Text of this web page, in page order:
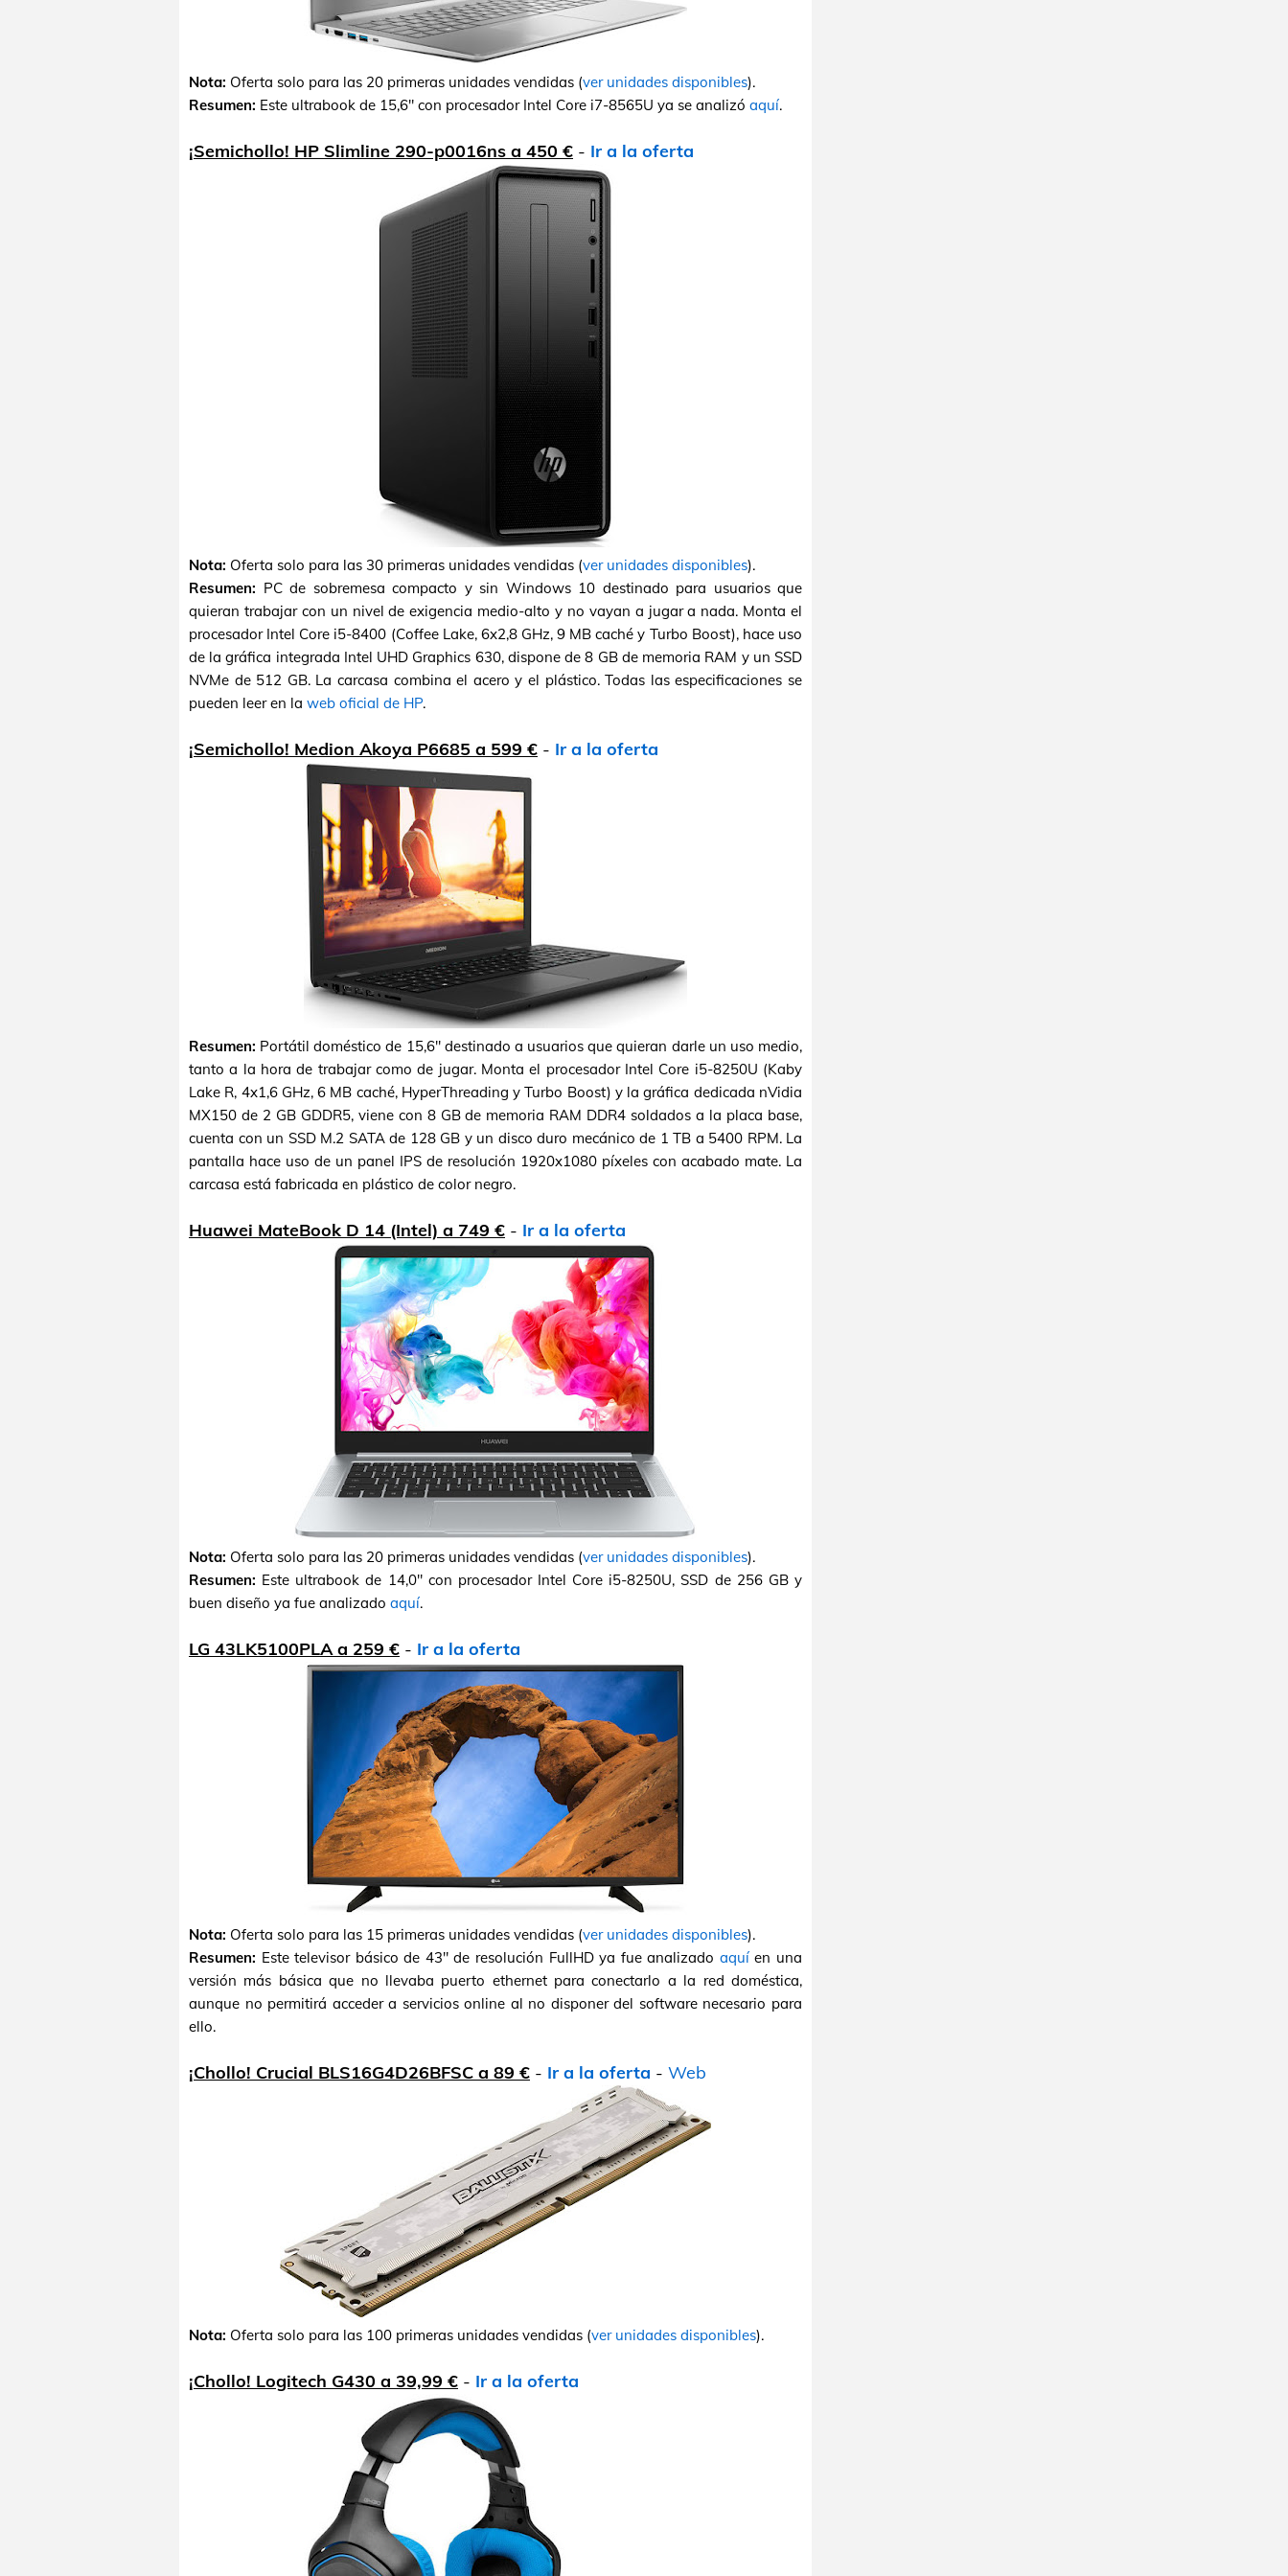
Nota: Oferta solo para las 20 primeras unidades vendidas (ver unidades disponibles).
Resumen: Este ultrabook de 15,6" con procesador Intel Core i7-8565U ya se analizó aquí.
¡Semichollo! HP Slimline 290-p0016ns a 450 € - Ir a la oferta
Nota: Oferta solo para las 30 primeras unidades vendidas (ver unidades disponibles).
Resumen: PC de sobremesa compacto y sin Windows 10 destinado para usuarios que
quieran trabajar con un nivel de exigencia medio-alto y no vayan a jugar a nada. Monta el
procesador Intel Core i5-8400 (Coffee Lake, 6x2,8 GHz, 9 MB caché y Turbo Boost), hace uso
de la gráfica integrada Intel UHD Graphics 630, dispone de 8 GB de memoria RAM y un SSD
NVMe de 512 GB. La carcasa combina el acero y el plástico. Todas las especificaciones se
pueden leer en la web oficial de HP.
¡Semichollo! Medion Akoya P6685 a 599 € - Ir a la oferta
Resumen: Portátil doméstico de 15,6" destinado a usuarios que quieran darle un uso medio,
tanto a la hora de trabajar como de jugar. Monta el procesador Intel Core i5-8250U (Kaby
Lake R, 4x1,6 GHz, 6 MB caché, HyperThreading y Turbo Boost) y la gráfica dedicada nVidia
MX150 de 2 GB GDDR5, viene con 8 GB de memoria RAM DDR4 soldados a la placa base,
cuenta con un SSD M.2 SATA de 128 GB y un disco duro mecánico de 1 TB a 5400 RPM. La
pantalla hace uso de un panel IPS de resolución 1920x1080 píxeles con acabado mate. La
carcasa está fabricada en plástico de color negro.
Huawei MateBook D 14 (Intel) a 749 € - Ir a la oferta
Nota: Oferta solo para las 20 primeras unidades vendidas (ver unidades disponibles).
Resumen: Este ultrabook de 14,0" con procesador Intel Core i5-8250U, SSD de 256 GB y
buen diseño ya fue analizado aquí.
LG 43LK5100PLA a 259 € - Ir a la oferta
Nota: Oferta solo para las 15 primeras unidades vendidas (ver unidades disponibles).
Resumen: Este televisor básico de 43" de resolución FullHD ya fue analizado aquíen una
versión más básica que no llevaba puerto ethernet para conectarlo a la red doméstica,
aunque no permitirá acceder a servicios online al no disponer del software necesario para
ello.
¡Chollo! Crucial BLS16G4D26BFSC a 89 € - Ir a la oferta - Web
Nota: Oferta solo para las 100 primeras unidades vendidas (ver unidades disponibles).
¡Chollo! Logitech G430 a 39,99 € - Ir a la oferta